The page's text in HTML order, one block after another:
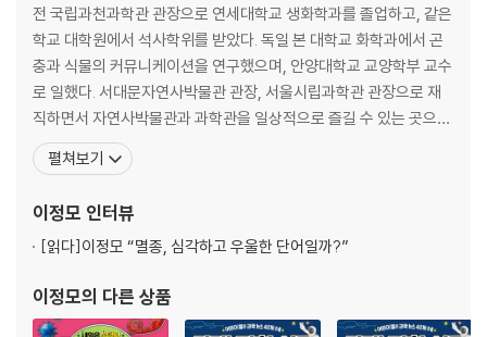
전 국립과천과학관 관장으로 연세대학교 생화학과를 졸업하고, 같은
학교 대학원에서 석사학위를 받았다. 독일 본 대학교 화학과에서 곤
충과 식물의 커뮤니케이션을 연구했으며, 안양대학교 교양학부 교수
로 일했다. 서대문자연사박물관 관장, 서울시립과학관 관장으로 재
직하면서 자연사박물관과 과학관을 일상적으로 즐길 수 있는 곳으로
만들고자 노력해왔다. 2019년 교양과학서를 저술 또는 번역하고, 자
연사박물관과 과학관의 새로운 모델을 구현해 과학의 대중화에 기여
어렵습니다만』, 『과학자를 울린 과학책』(공저), 『공생 멸종
펼쳐보기
이정모 인터뷰
[읽다]이정모 “멸종, 심각하고 우울한 단어일까?”
이정모의 다른 상품